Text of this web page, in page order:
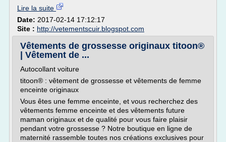
Lire la suite
Date: 2017-02-14 17:12:17
Site : http://vetementscuir.blogspot.com
Vêtements de grossesse originaux titoon®
| Vêtement de ...
Autocollant voiture
titoon® : vêtement de grossesse et vêtements de femme
enceinte originaux
Vous êtes une femme enceinte, et vous recherchez des
vêtements femme enceinte et des vêtements future
maman originaux et de qualité pour vous faire plaisir
pendant votre grossesse ? Notre boutique en ligne de
maternité rassemble toutes nos créations exclusives pour